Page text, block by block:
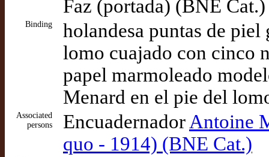
Faz (portada) (BNE Cat.)
Binding
holandesa puntas de piel
lomo cuajado con cinco
papel marmoleado
Menard en el pie del
Associated
persons
Encuadernador Antoine
quo - 1914) (BNE Cat.)